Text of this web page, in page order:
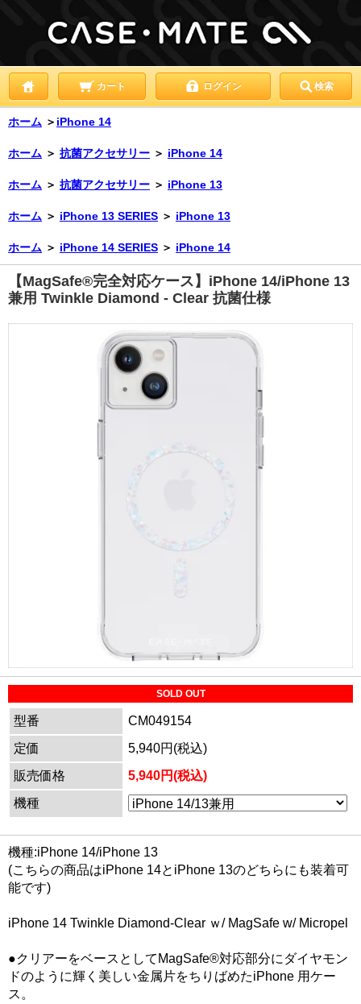
カート ログイン 検索
ホーム ＞ iPhone 14
ホーム ＞ 抗菌アクセサリー ＞ iPhone 14
ホーム ＞ 抗菌アクセサリー ＞ iPhone 13
ホーム ＞ iPhone 13 SERIES ＞ iPhone 13
ホーム ＞ iPhone 14 SERIES ＞ iPhone 14
【MagSafe®完全対応ケース】iPhone 14/iPhone 13
兼用 Twinkle Diamond - Clear 抗菌仕様
SOLD OUT
型番
CM049154
定価
5,940円(税込)
販売価格
5,940円(税込)
機種
機種:iPhone 14/iPhone 13
(こちらの商品はiPhone 14とiPhone 13のどちらにも装着可
能です)
iPhone 14 Twinkle Diamond-Clear ｗ/ MagSafe w/ Micropel
●クリアーをベースとしてMagSafe®対応部分にダイヤモン
ドのように輝く美しい金属片をちりばめたiPhone 用ケー
ス。